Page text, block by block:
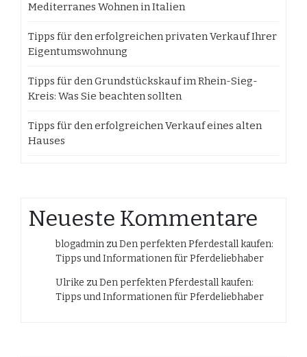
Mediterranes Wohnen in Italien
Tipps für den erfolgreichen privaten Verkauf Ihrer
Eigentumswohnung
Tipps für den Grundstückskauf im Rhein-Sieg-
Kreis: Was Sie beachten sollten
Tipps für den erfolgreichen Verkauf eines alten
Hauses
Neueste Kommentare
blogadmin zuDen perfekten Pferdestall kaufen:
Tipps und Informationen für Pferdeliebhaber
Ulrike zuDen perfekten Pferdestall kaufen:
Tipps und Informationen für Pferdeliebhaber